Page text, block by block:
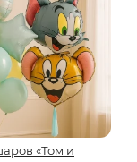
«Том и